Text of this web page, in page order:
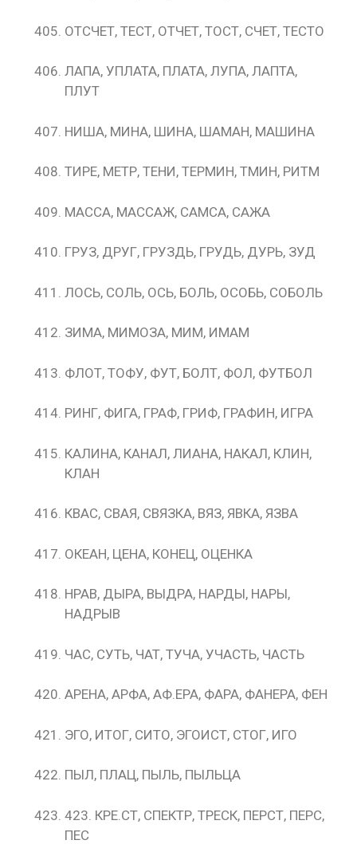
ОТСЧЕТ, ТЕСТ, ОТЧЕТ, ТОСТ, СЧЕТ, ТЕСТО
ЛАПА, УПЛАТА, ПЛАТА, ЛУПА, ЛАПТА,
ПЛУТ
НИША, МИНА, ШИНА, ШАМАН, МАШИНА
ТИРЕ, МЕТР, ТЕНИ, ТЕРМИН, ТМИН, РИТМ
МАССА, МАССАЖ, САМСА, САЖА
ГРУЗ, ДРУГ, ГРУЗДЬ, ГРУДЬ, ДУРЬ, ЗУД
ЛОСЬ, СОЛЬ, ОСЬ, БОЛЬ, ОСОБЬ, СОБОЛЬ
ЗИМА, МИМОЗА, МИМ, ИМАМ
ФЛОТ, ТОФУ, ФУТ, БОЛТ, ФОЛ, ФУТБОЛ
РИНГ, ФИГА, ГРАФ, ГРИФ, ГРАФИН, ИГРА
КАЛИНА, КАНАЛ, ЛИАНА, НАКАЛ, КЛИН,
КЛАН
КВАС, СВАЯ, СВЯЗКА, ВЯЗ, ЯВКА, ЯЗВА
ОКЕАН, ЦЕНА, КОНЕЦ, ОЦЕНКА
НРАВ, ДЫРА, ВЫДРА, НАРДЫ, НАРЫ,
НАДРЫВ
ЧАС, СУТЬ, ЧАТ, ТУЧА, УЧАСТЬ, ЧАСТЬ
АРЕНА, АРФА, АФ.ЕРА, ФАРА, ФАНЕРА, ФЕН
ЭГО, ИТОГ, СИТО, ЭГОИСТ, СТОГ, ИГО
ПЫЛ, ПЛАЦ, ПЫЛЬ, ПЫЛЬЦА
423. КРЕ.СТ, СПЕКТР, ТРЕСК, ПЕРСТ, ПЕРС,
ПЕС